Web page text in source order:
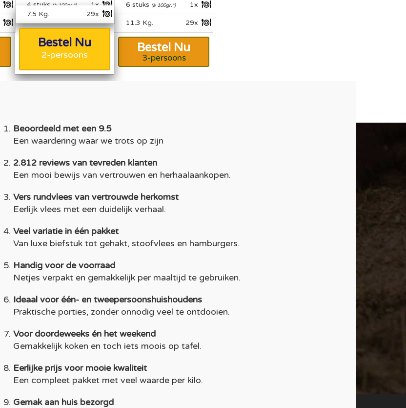
4 stuks (à 100gr.*) 1x 6 stuks (à 100gr.*) 1x
7.5 Kg.
29x
11.3 Kg.
29x
Bestel Nu
2-persoons Bestel Nu
3-persoons
Beoordeeld met een 9.5
Een waardering waar we trots op zijn
2.812 reviews van tevreden klanten
Een mooi bewijs van vertrouwen en herhaalaankopen.
Vers rundvlees van vertrouwde herkomst
Eerlijk vlees met een duidelijk verhaal.
Veel variatie in één pakket
Van luxe biefstuk tot gehakt, stoofvlees en hamburgers.
Handig voor de voorraad
Netjes verpakt en gemakkelijk per maaltijd te gebruiken.
Ideaal voor één- en tweepersoonshuishoudens
Praktische porties, zonder onnodig veel te ontdooien.
Voor doordeweeks én het weekend
Gemakkelijk koken en toch iets moois op tafel.
Eerlijke prijs voor mooie kwaliteit
Een compleet pakket met veel waarde per kilo.
Gemak aan huis bezorgd